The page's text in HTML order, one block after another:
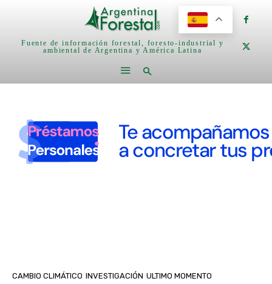
Fuente de información forestal, foresto-industrial y
ambiental de Argentina y América Latina
CAMBIO CLIMÁTICO INVESTIGACIÓN ULTIMO MOMENTO